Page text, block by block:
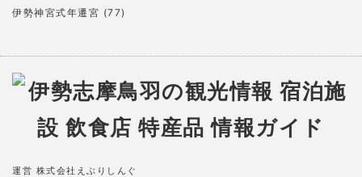
伊勢神宮式年遷宮 (77)
運営 株式会社えぶりしんぐ